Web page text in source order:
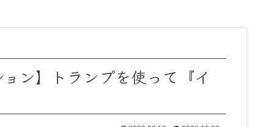
ン】トランプを使って『イ